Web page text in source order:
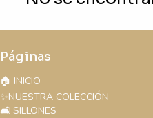
Páginas
🏠 INICIO
✨NUESTRA COLECCIÓN
🛋️ SILLONES